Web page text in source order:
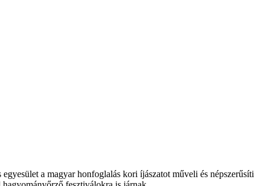
a magyar honfoglalás kori íjászatot műveli és népszerűsíti